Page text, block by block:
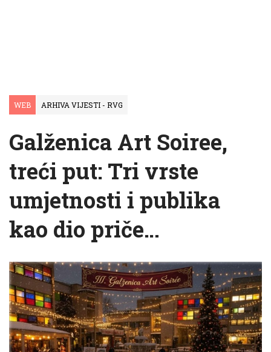
WEB ARHIVA VIJESTI - RVG
Galženica Art Soiree,
treći put: Tri vrste
umjetnosti i publika
kao dio priče…